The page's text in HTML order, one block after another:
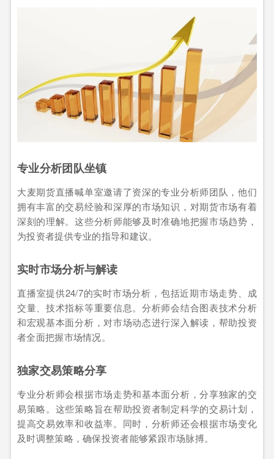
专业分析团队坐镇
大麦期货直播喊单室邀请了资深的专业分析师团队，他们
拥有丰富的交易经验和深厚的市场知识，对期货市场有着
深刻的理解。这些分析师能够及时准确地把握市场趋势，
为投资者提供专业的指导和建议。
实时市场分析与解读
直播室提供24/7的实时市场分析，包括近期市场走势、成
交量、技术指标等重要信息。分析师会结合图表技术分析
和宏观基本面分析，对市场动态进行深入解读，帮助投资
者全面把握市场情况。
独家交易策略分享
专业分析师会根据市场走势和基本面分析，分享独家的交
易策略。这些策略旨在帮助投资者制定科学的交易计划，
提高交易效率和收益率。同时，分析师还会根据市场变化
及时调整策略，确保投资者能够紧跟市场脉搏。